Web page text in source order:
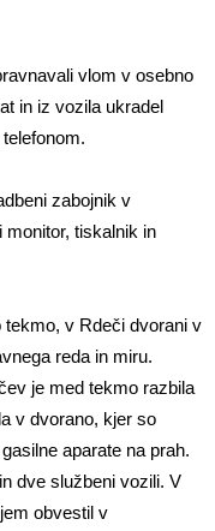
vlom v osebno
in iz vozila ukradel
zabojnik v
monitor, tiskalnik in
v Rdeči dvorani v
reda in miru.
je med tekmo razbila
v dvorano, kjer so
aparate na prah.
dve službeni vozili. V
obvestil v